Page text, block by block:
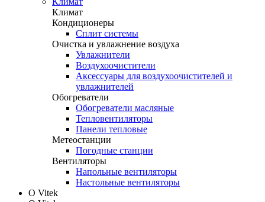
Климат
Кондиционеры
Сплит системы
Очистка и увлажнение воздуха
Увлажнители
Воздухоочистители
Аксессуары для воздухоочистителей и
увлажнителей
Обогреватели
Обогреватели масляные
Тепловентиляторы
Панели тепловые
Метеостанции
Погодные станции
Вентиляторы
Напольные вентиляторы
Настольные вентиляторы
О Vitek